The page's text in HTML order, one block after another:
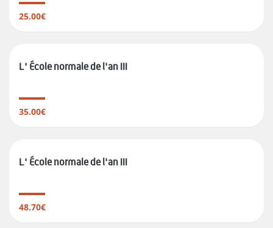
25.00€
L' École normale de l'an III
35.00€
L' École normale de l'an III
48.70€